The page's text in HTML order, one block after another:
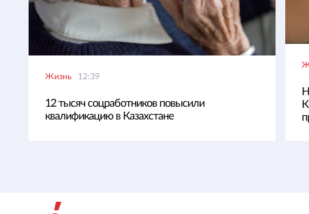
Жизнь 12:39
12 тысяч соцработников повысили
квалификацию в Казахстане